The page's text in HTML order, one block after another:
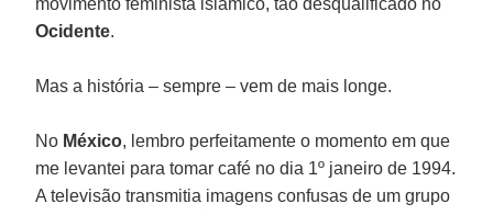
Ocidente.
Mas a história – sempre – vem de mais longe.
No México, lembro perfeitamente o momento em que
me levantei para tomar café no dia 1º janeiro de 1994.
A televisão transmitia imagens confusas de um grupo